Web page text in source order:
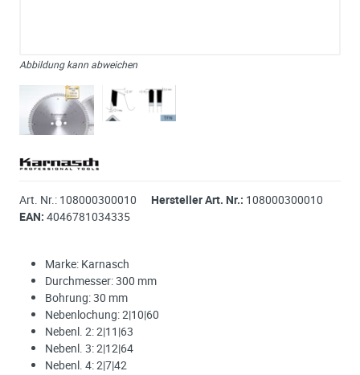
Abbildung kann abweichen
Art. Nr.: 108000300010 Hersteller Art. Nr.: 108000300010
EAN: 4046781034335
Marke: Karnasch
Durchmesser: 300 mm
Bohrung: 30 mm
Nebenlochung: 2|10|60
Nebenl. 2: 2|11|63
Nebenl. 3: 2|12|64
Nebenl. 4: 2|7|42